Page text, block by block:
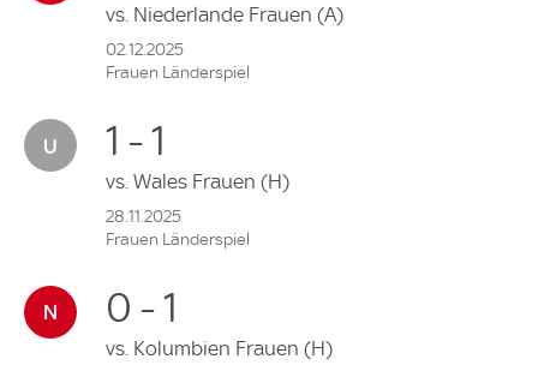
vs. Niederlande Frauen (A)
02.12.2025
Frauen Länderspiel
1 - 1
vs. Wales Frauen (H)
28.11.2025
Frauen Länderspiel
0 - 1
vs. Kolumbien Frauen (H)